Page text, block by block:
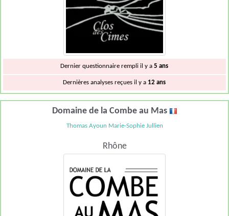
Dernier questionnaire rempli il y a5 ans
Dernières analyses reçues il y a 12 ans
Domaine de la Combe au Mas
Thomas Ayoun Marie-Sophie Jullien
Rhône